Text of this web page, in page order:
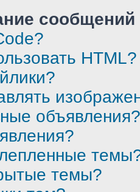
HTML?
объявления?
темы?